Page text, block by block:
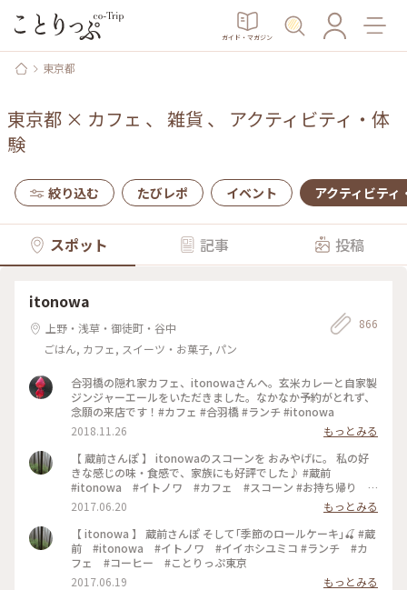
ガイド・マガジン
東京都
東京都 × カフェ 、 雑貨 、 アクティビティ・体
験
絞り込む たびレポ イベント アクティビティ
スポット 記事 投稿
itonowa
上野・浅草・御徒町・谷中
ごはん, カフェ, スイーツ・お菓子, パン
866
合羽橋の隠れ家カフェ、itonowaさんへ。玄米カレーと自家製
ジンジャーエールをいただきました。なかなか予約がとれず、
念願の来店です！#カフェ #合羽橋 #ランチ #itonowa
2018.11.26
もっとみる
【 蔵前さんぽ 】 itonowaのスコーンを おみやげに。 私の好
きな感じの味・食感で、家族にも好評でした♪ #蔵前
#itonowa #イトノワ #カフェ #スコーン #お持ち帰り #
おみやげ
2017.06.20
もっとみる
【 itonowa 】 蔵前さんぽ そして｢季節のロールケーキ｣🍒 #蔵
前 #itonowa #イトノワ #イイホシユミコ #ランチ #カ
フェ #コーヒー #ことりっぷ東京
2017.06.19
もっとみる